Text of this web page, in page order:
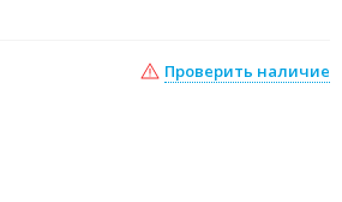
Проверить наличие